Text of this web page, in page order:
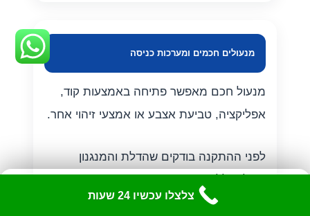
מנעולים חכמים ומערכות כניסה
מנעול חכם מאפשר פתיחה באמצעות קוד,
אפליקציה, טביעת אצבע או אמצעי זיהוי אחר.
לפני ההתקנה בודקים שהדלת והמנגנון
צלצלו עכשיו 24 שעות התאם את האתר לצרכיך